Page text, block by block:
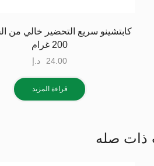
كابتشينو سريع التحضير خالي من
200 غرام
24.00 د.إ
قراءة المزيد
ذات صله